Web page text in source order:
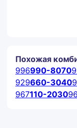
Похожая
996990-8070
929660-3040
967110-2030